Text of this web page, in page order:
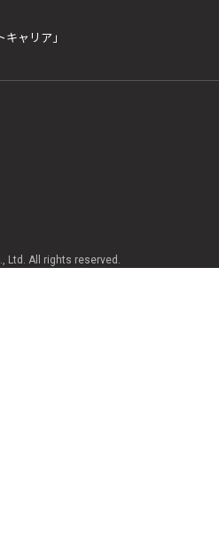
ャリア」
Ltd. All rights reserved.